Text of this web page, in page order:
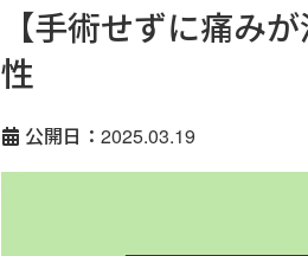
【手術せずに痛み
性
公開日：2025.03.19